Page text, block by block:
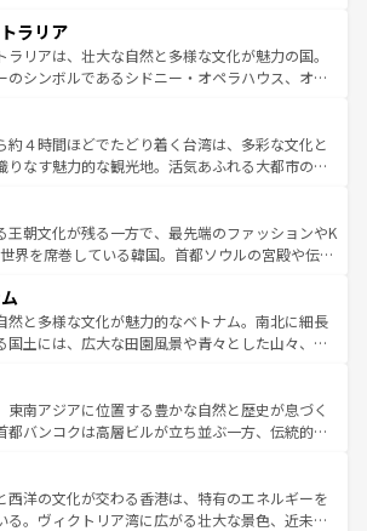
ーオーリンズでは、音楽と美食が融合した独特の
力。旅行者はアメリカの各地域で異なる魅力を楽
ら、その多様性と豊かな歴史を感じることができ
な旅のスタイルだ。 なお、新着のアメリカ
ンテンツ一覧を参照してほしい。
見逃せない。また、定番の観光地といえばオアフ
静かな自然を求めるならマウイ島やカウアイ島が
。エメラルドグリーンに輝く海をはじめ、豊かな
てなしの心で訪れる人々を迎えてくれるハワイの
いしいローカルフードやハワイアンミュージッ
的なフラダンスなど、すべてがハワイの魅力を彩
味わってほしい。 なお、新着のハワイ情報
ンツ一覧を参照してほしい。
ラリア
ラリアは、壮大な自然と多様な文化が魅力の国。
のシンボルであるシドニー・オペラハウス、オー
フや大陸中央部にそびえるウルル（エアーズロッ
スマニアの美しい原生林やケアンズの熱帯雨林な
ころがたくさん。また、カフェやワイン、オージ
クティビティも充実しており、サーフィンやダイ
ハイキングなど、アウトドア好きにはたまらな
ストラリアの多彩な魅力を存分に味わいつくそ
しい。
約４時間ほどでたどり着く台湾は、多彩な文化と
りなす魅力的な観光地。活気あふれる大都市の台
ひつな山岳地帯である台湾東部など、都市の喧騒
静けさが共存しており、訪れる人に新しい発見と
たらしてくれる。また、奥深い台湾の食文化も魅
いと評判のスイーツなど、バラエティ豊かな料理
が味わえる。 なお、新着の台湾情報は コンテンツ一覧を参
しい。
王朝文化が残る一方で、最先端のファッションやK
界を席巻している韓国。首都ソウルの宮殿や伝統
に足を延ばせば四季折々の自然美を楽しむことが
そして、キムチや焼肉、絶品のストリートフード
まざまな韓国料理が待っている。夜には、韓国な
包まれながら、韓国の多彩な魅力を心ゆくまで味
わってみてほしい。 なお、新着の韓国情報はコンテンツ一
してほしい。
然と多様な文化が魅力的なベトナム。南北に細長
国土には、広大な田園風景や青々とした山々、世
展と共に伝統が息づく。ハノイの古い町並みやホ
市のフランス統治時代の建物も、独特の雰囲気を
ている。また、バラエティの豊かさとおいしさで
ォーやバインミー、ベトナムコーヒーなどは、ぜ
味わいたい。どの地域を訪れてもあたたかい人々
を迎えてくれるので、きっと忘れられない旅にな
東南アジアに位置する豊かな自然と歴史が息づく
都バンコクは高層ビルが立ち並ぶ一方、伝統的な
交差している。北部ではチェンマイなどの山岳地
と触れ合い、南部ではプーケットやクラビの美し
でリゾート気分を楽しむことができる。タイ料理
西洋の文化が交わる香港は、特有のエネルギーを
る。ヴィクトリア湾に広がる壮大な景色、近未来